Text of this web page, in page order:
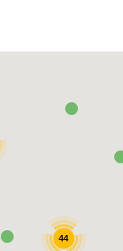
44